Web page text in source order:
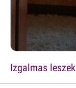
Izgalmas leszek